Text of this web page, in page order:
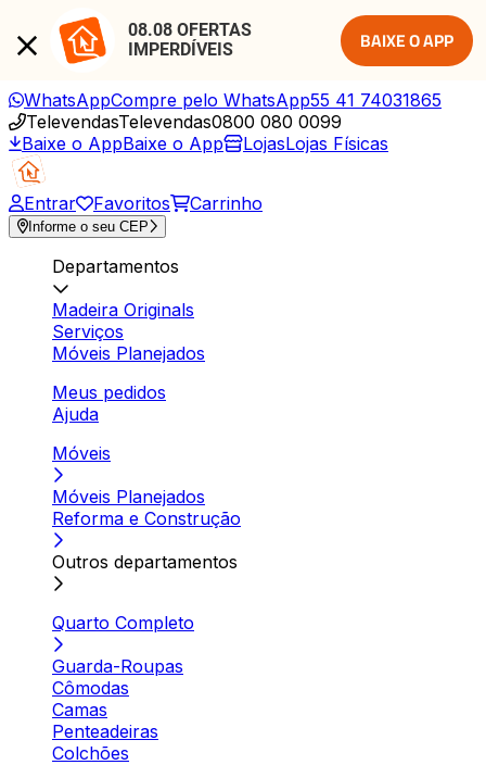
08.08 OFERTAS
IMPERDÍVEIS
BAIXE O APP
WhatsAppCompre pelo WhatsApp55 41 74031865
TelevendasTelevendas0800 080 0099
Baixe o AppBaixe o App LojasLojas Físicas
Entrar Favoritos Carrinho
Informe o seu CEP
Departamentos
Madeira Originals
Serviços
Móveis Planejados
Meus pedidos
Ajuda
Móveis
Móveis Planejados
Reforma e Construção
Outros departamentos
Quarto Completo
Guarda-Roupas
Cômodas
Camas
Penteadeiras
Colchões